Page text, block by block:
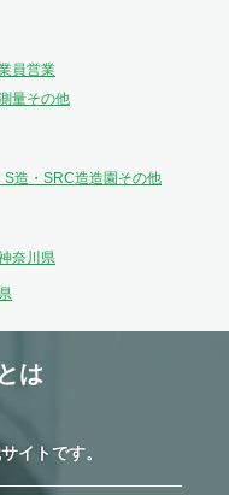
員営業
量その他
S造・SRC造造園その他
奈川県
は
イトです。